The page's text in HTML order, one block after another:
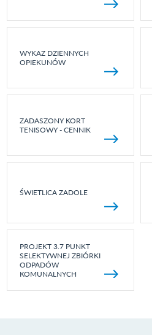
WYKAZ DZIENNYCH
OPIEKUNÓW
ZADASZONY KORT
TENISOWY - CENNIK
ŚWIETLICA ZADOLE
PROJEKT 3.7 PUNKT
SELEKTYWNEJ ZBIÓRKI
ODPADÓW
KOMUNALNYCH